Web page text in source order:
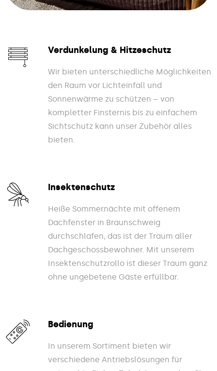
Verdunkelung & Hitzeschutz
Wir bieten unterschiedliche Möglichkeiten
den Raum vor Lichteinfall und
Sonnenwärme zu schützen – von
kompletter Finsternis bis zu einfachem
Sichtschutz kann unser Zubehör alles
bieten.
Insektenschutz
Heiße Sommernächte mit offenem
Dachfenster in Braunschweig
durchschlafen, das ist der Traum aller
Dachgeschossbewohner. Mit unserem
Insektenschutzrollo ist dieser Traum ganz
ohne ungebetene Gäste erfüllbar.
Bedienung
In unserem Sortiment bieten wir
verschiedene Antriebslösungen für